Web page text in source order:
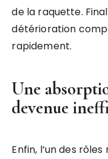
de la raquette.
détérioration
rapidement.
Une
devenue
Enfin, l’un des